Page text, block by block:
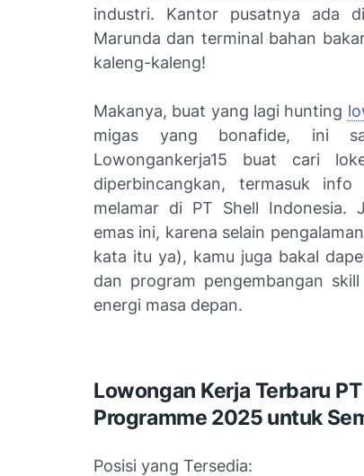
industri. Kantor pusatnya ada
Marunda dan terminal bahan
kaleng-kaleng!
Makanya, buat yang lagi hunting
migas yang bonafide, ini
Lowongankerja15 buat cari
diperbincangkan, termasuk
melamar di PT Shell Indonesia.
emas ini, karena selain
kata itu ya), kamu juga bakal
dan program pengembangan
energi masa depan.
Lowongan Kerja Terbaru
Programme 2025 untuk
Posisi yang Tersedia: